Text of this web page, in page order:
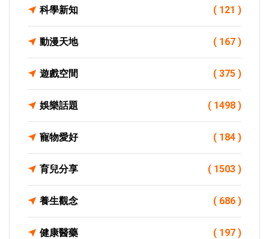
科學新知 ( 121 )
動漫天地 ( 167 )
遊戲空間 ( 375 )
娛樂話題 ( 1498 )
寵物愛好 ( 184 )
育兒分享 ( 1503 )
養生觀念 ( 686 )
健康醫藥 ( 197 )